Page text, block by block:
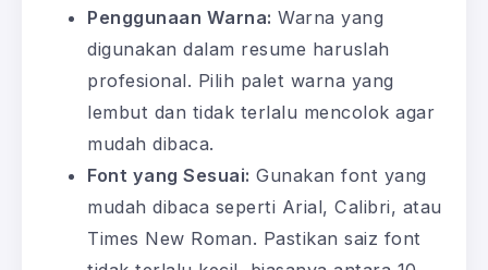
Penggunaan Warna: Warna yang
digunakan dalam resume haruslah
profesional. Pilih palet warna yang
lembut dan tidak terlalu mencolok agar
mudah dibaca.
Font yang Sesuai: Gunakan font yang
mudah dibaca seperti Arial, Calibri, atau
Times New Roman. Pastikan saiz font